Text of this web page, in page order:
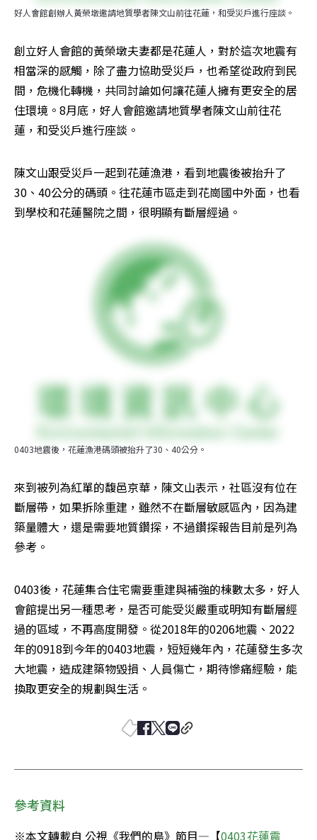
好人會館創辦人黃榮墩邀請地質學者陳文山前往花蓮，和受災戶進行座談。
創立好人會館的黃榮墩夫妻都是花蓮人，對於這次地震有
相當深的感觸，除了盡力協助受災戶，也希望從政府到民
間，危機化轉機，共同討論如何讓花蓮人擁有更安全的居
住環境。8月底，好人會館邀請地質學者陳文山前往花
蓮，和受災戶進行座談。
陳文山跟受災戶一起到花蓮漁港，看到地震後被抬升了
30、40公分的碼頭。往花蓮市區走到花崗國中外面，也看
到學校和花蓮醫院之間，很明顯有斷層經過。
0403地震後，花蓮漁港碼頭被抬升了30、40公分。
來到被列為紅單的馥邑京華，陳文山表示，社區沒有位在
斷層帶，如果拆除重建，雖然不在斷層敏感區內，因為建
築量體大，還是需要地質鑽探，不過鑽探報告目前是列為
參考。
0403後，花蓮集合住宅需要重建與補強的棟數太多，好人
會館提出另一種思考，是否可能受災嚴重或明知有斷層經
過的區域，不再高度開發。從2018年的0206地震、2022
年的0918到今年的0403地震，短短幾年內，花蓮發生多次
大地震，造成建築物毀損、人員傷亡，期待慘痛經驗，能
換取更安全的規劃與生活。
參考資料
※本文轉載自 公視《我們的島》節目—【0403花蓮震